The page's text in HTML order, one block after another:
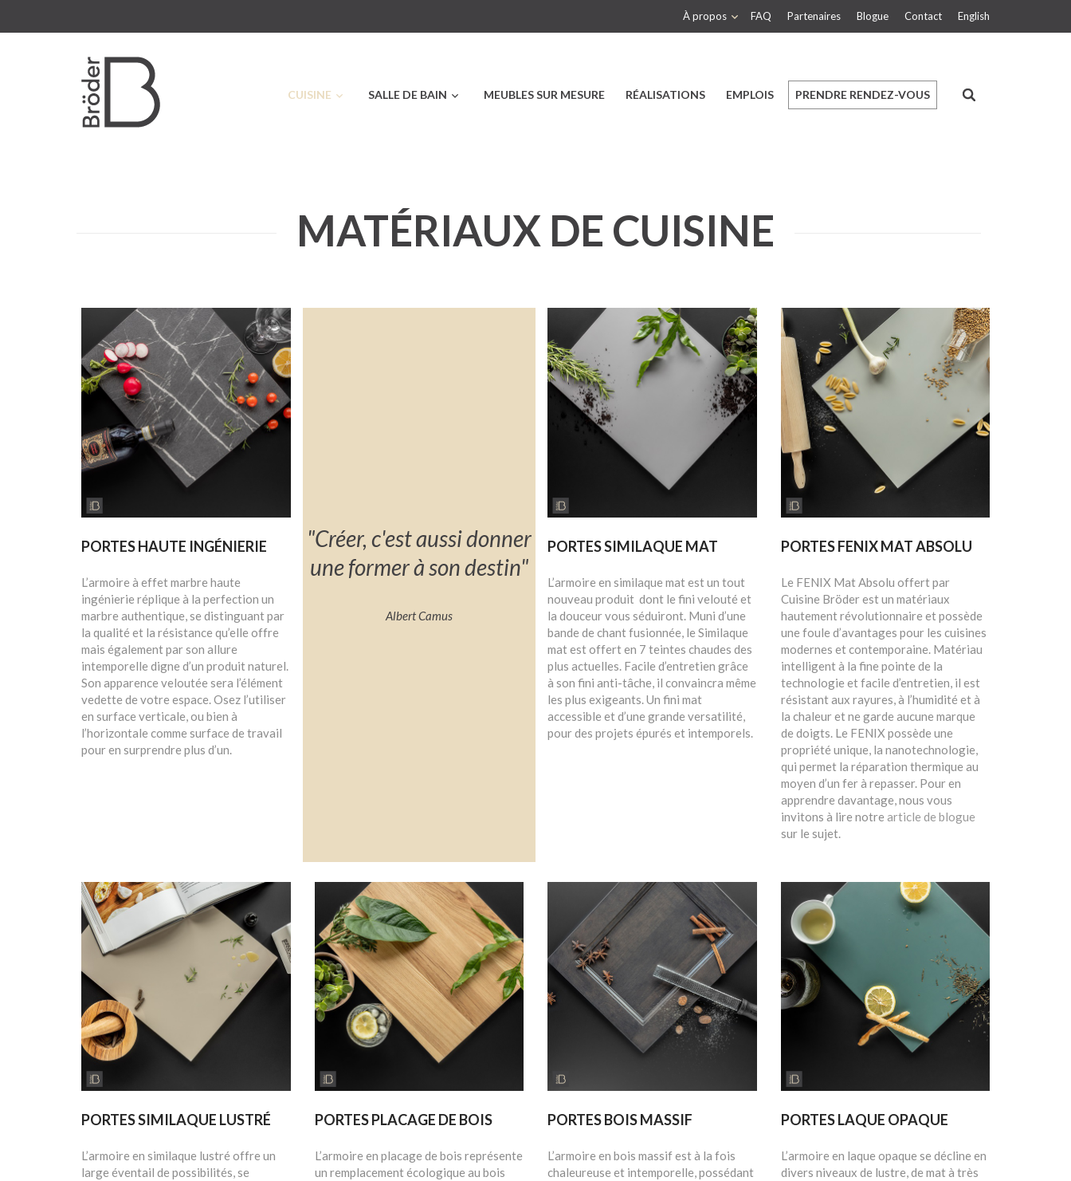
À propos FAQ Partenaires Blogue Contact English
CUISINE SALLE DE BAIN MEUBLES SUR MESURE RÉALISATIONS EMPLOIS PRENDRE RENDEZ-VOUS
MATÉRIAUX DE CUISINE
PORTES HAUTE INGÉNIERIE
L’armoire à effet marbre haute
ingénierie réplique à la perfection un
marbre authentique, se distinguant par
la qualité et la résistance qu’elle offre
mais également par son allure
intemporelle digne d’un produit naturel.
Son apparence veloutée sera l’élément
vedette de votre espace. Osez l’utiliser
en surface verticale, ou bien à
l’horizontale comme surface de travail
pour en surprendre plus d’un.
"Créer, c'est aussi donner
une former à son destin"
Albert Camus
PORTES SIMILAQUE MAT
L’armoire en similaque mat est un tout
nouveau produit dont le fini velouté et
la douceur vous séduiront. Muni d’une
bande de chant fusionnée, le Similaque
mat est offert en 7 teintes chaudes des
plus actuelles. Facile d’entretien grâce
à son fini anti-tâche, il convaincra même
les plus exigeants. Un fini mat
accessible et d’une grande versatilité,
pour des projets épurés et intemporels.
PORTES FENIX MAT ABSOLU
Le FENIX Mat Absolu offert par
Cuisine Bröder est un matériaux
hautement révolutionnaire et possède
une foule d’avantages pour les cuisines
modernes et contemporaine. Matériau
intelligent à la fine pointe de la
technologie et facile d’entretien, il est
résistant aux rayures, à l’humidité et à
la chaleur et ne garde aucune marque
de doigts. Le FENIX possède une
propriété unique, la nanotechnologie,
qui permet la réparation thermique au
moyen d’un fer à repasser. Pour en
apprendre davantage, nous vous
invitons à lire notre article de blogue
sur le sujet.
PORTES SIMILAQUE LUSTRÉ
L’armoire en similaque lustré offre un
large éventail de possibilités, se
PORTES PLACAGE DE BOIS
L’armoire en placage de bois représente
un remplacement écologique au bois
PORTES BOIS MASSIF
L’armoire en bois massif est à la fois
chaleureuse et intemporelle, possédant
PORTES LAQUE OPAQUE
L’armoire en laque opaque se décline en
divers niveaux de lustre, de mat à très